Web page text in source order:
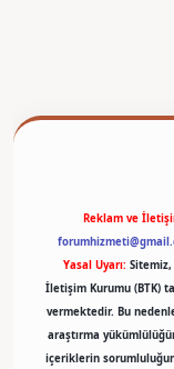
Reklam ve
Yasal Uyarı: Sitemiz,
İletişim Kurumu (BTK)
vermektedir. Bu
araştırma
içeriklerin